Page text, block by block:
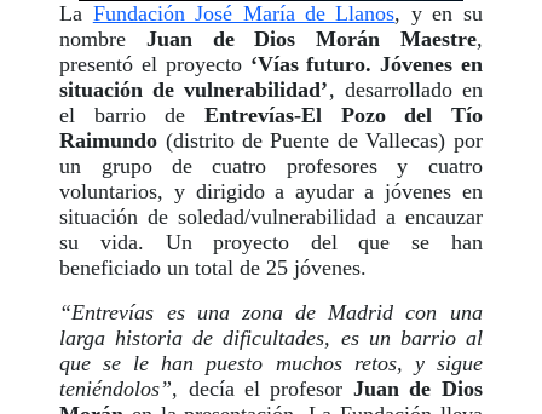
La Fundación José María de Llanos, y en su
nombre Juan de Dios Morán Maestre,
presentó el proyecto ‘Vías futuro. Jóvenes en
situación de vulnerabilidad’, desarrollado en
el barrio de Entrevías-El Pozo del Tío
Raimundo (distrito de Puente de Vallecas) por
un grupo de cuatro profesores y cuatro
voluntarios, y dirigido a ayudar a jóvenes en
situación de soledad/vulnerabilidad a encauzar
su vida. Un proyecto del que se han
beneficiado un total de 25 jóvenes.
“Entrevías es una zona de Madrid con una
larga historia de dificultades, es un barrio al
que se le han puesto muchos retos, y sigue
teniéndolos”, decía el profesor Juan de Dios